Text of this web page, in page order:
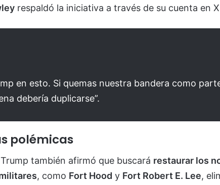
respaldó la iniciativa a través de su cuenta en
en esto. Si quemas nuestra bandera como
debería duplicarse”.
polémicas
también afirmó que buscará restaurar los
, como Fort Hood y Fort Robert E. Lee,